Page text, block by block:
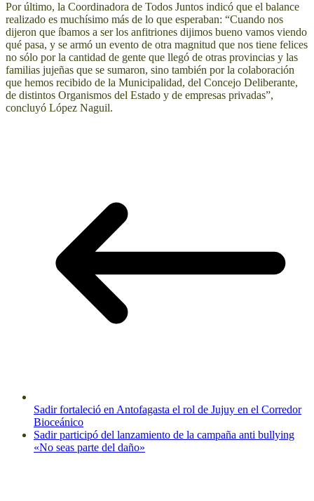
Por último, la Coordinadora de Todos Juntos indicó que el balance
realizado es muchísimo más de lo que esperaban: “Cuando nos
dijeron que íbamos a ser los anfitriones dijimos bueno vamos viendo
qué pasa, y se armó un evento de otra magnitud que nos tiene felices
no sólo por la cantidad de gente que llegó de otras provincias y las
familias jujeñas que se sumaron, sino también por la colaboración
que hemos recibido de la Municipalidad, del Concejo Deliberante,
de distintos Organismos del Estado y de empresas privadas”,
concluyó López Naguil.
Sadir fortaleció en Antofagasta el rol de Jujuy en el Corredor
Bioceánico
Sadir participó del lanzamiento de la campaña anti bullying
«No seas parte del daño»